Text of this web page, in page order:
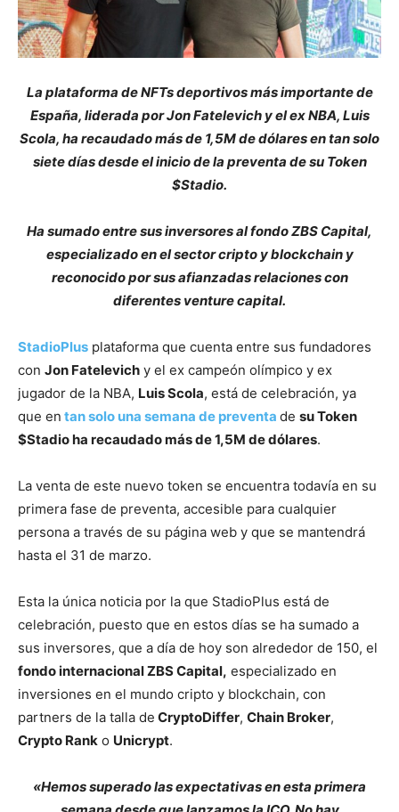
La plataforma de NFTs deportivos más importante de
España, liderada por Jon Fatelevich y el ex NBA, Luis
Scola, ha recaudado más de 1,5M de dólares en tan solo
siete días desde el inicio de la preventa de su Token
$Stadio.
Ha sumado entre sus inversores al fondo ZBS Capital,
especializado en el sector cripto y blockchain y
reconocido por sus afianzadas relaciones con
diferentes venture capital.
StadioPlus plataforma que cuenta entre sus fundadores
con Jon Fatelevich y el ex campeón olímpico y ex
jugador de la NBA, Luis Scola, está de celebración, ya
que en tan solo una semana de preventa de su Token
$Stadio ha recaudado más de 1,5M de dólares.
La venta de este nuevo token se encuentra todavía en su
primera fase de preventa, accesible para cualquier
persona a través de su página web y que se mantendrá
hasta el 31 de marzo.
Esta la única noticia por la que StadioPlus está de
celebración, puesto que en estos días se ha sumado a
sus inversores, que a día de hoy son alrededor de 150, el
fondo internacional ZBS Capital, especializado en
inversiones en el mundo cripto y blockchain, con
partners de la talla de CryptoDiffer, Chain Broker,
Crypto Rank o Unicrypt.
«Hemos superado las expectativas en esta primera